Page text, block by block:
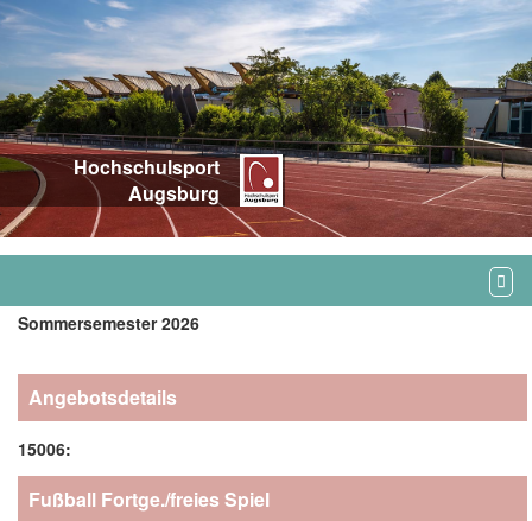
Hochschulsport
Augsburg
Sommersemester 2026
Angebotsdetails
15006:
Fußball Fortge./freies Spiel